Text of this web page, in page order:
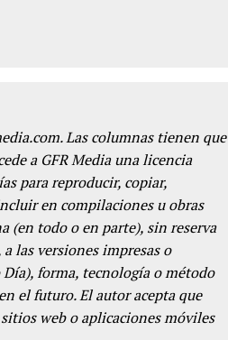
Las columnas tienen que
a GFR Media una licencia
para reproducir, copiar,
en compilaciones u obras
(en todo o en parte), sin reserva
las versiones impresas o
forma, tecnología o método
el futuro. El autor acepta que
web o aplicaciones móviles